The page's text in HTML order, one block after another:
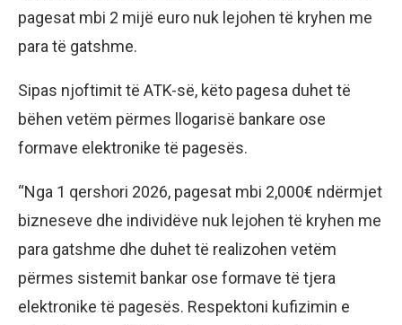
pagesat mbi 2 mijë euro nuk lejohen të kryhen me
para të gatshme.
Sipas njoftimit të ATK-së, këto pagesa duhet të
bëhen vetëm përmes llogarisë bankare ose
formave elektronike të pagesës.
“Nga 1 qershori 2026, pagesat mbi 2,000€ ndërmjet
bizneseve dhe individëve nuk lejohen të kryhen me
para gatshme dhe duhet të realizohen vetëm
përmes sistemit bankar ose formave të tjera
elektronike të pagesës. Respektoni kufizimin e